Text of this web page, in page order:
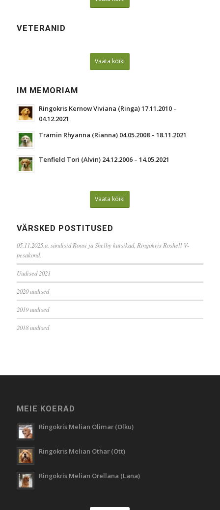
VETERANID
Vaata kõiki
IM MEMORIAM
Ringokris Kernow Viviana (Ringa) 17.11.2010 –
04.12.2021
Tramin Rhyanna (Rianna) 04.05.2008 – 18.11.2021
Tenfield Tori (Alvin) 24.12.2006 – 14.05.2021
Vaata kõiki
VÄRSKED POSTITUSED
05.11.2025.a. sündisid Roosi ja Shelby kutsikad, Ringokris Roshell V-
pesakond.
Uudised 2021
2020 uudised
2019 uudised
2018 uudised
MEIE KOERAD
Ringokris Melian Olimar (Olku)
Ringokris Melian Othar (Ott)
Ringokris Melian Orellana (Lana)